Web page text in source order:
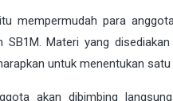
mempermudah para
Materi yang
untuk menentukan
akan dibimbing